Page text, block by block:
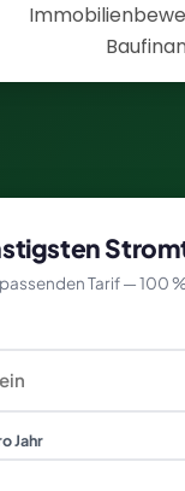
passenden Tarif — 100
Jahr